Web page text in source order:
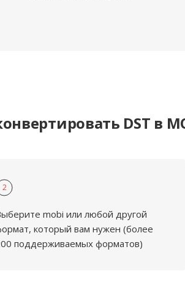
DST в
2
mobi или любой другой
который вам нужен (более
поддерживаемых форматов)